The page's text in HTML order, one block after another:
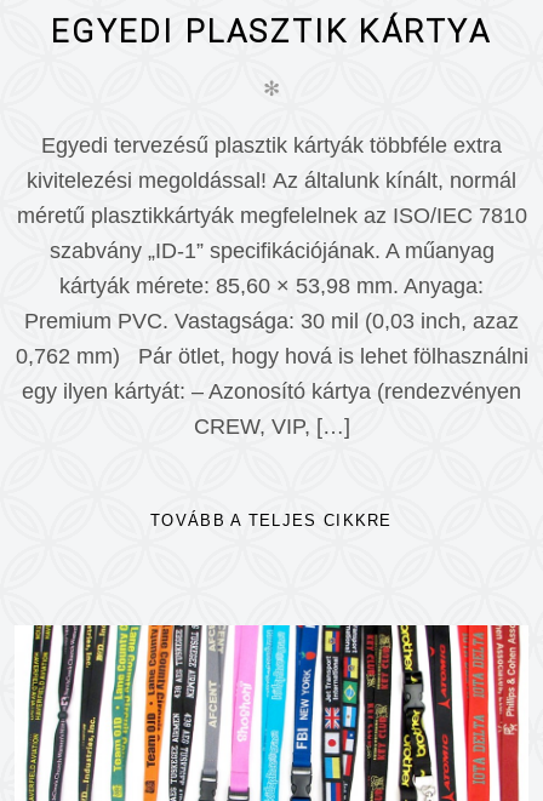
EGYEDI PLASZTIK KÁRTYA
✻
Egyedi tervezésű plasztik kártyák többféle extra
kivitelezési megoldással! Az általunk kínált, normál
méretű plasztikkártyák megfelelnek az ISO/IEC 7810
szabvány „ID-1” specifikációjának. A műanyag
kártyák mérete: 85,60 × 53,98 mm. Anyaga:
Premium PVC. Vastagsága: 30 mil (0,03 inch, azaz
0,762 mm) Pár ötlet, hogy hová is lehet fölhasználni
egy ilyen kártyát: – Azonosító kártya (rendezvényen
CREW, VIP, […]
TOVÁBB A TELJES CIKKRE